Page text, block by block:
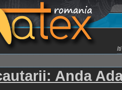
Anda